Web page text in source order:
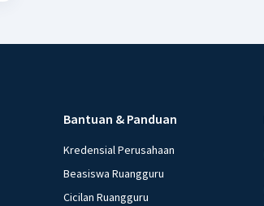
Bantuan & Panduan
Kredensial Perusahaan
Beasiswa Ruangguru
Cicilan Ruangguru